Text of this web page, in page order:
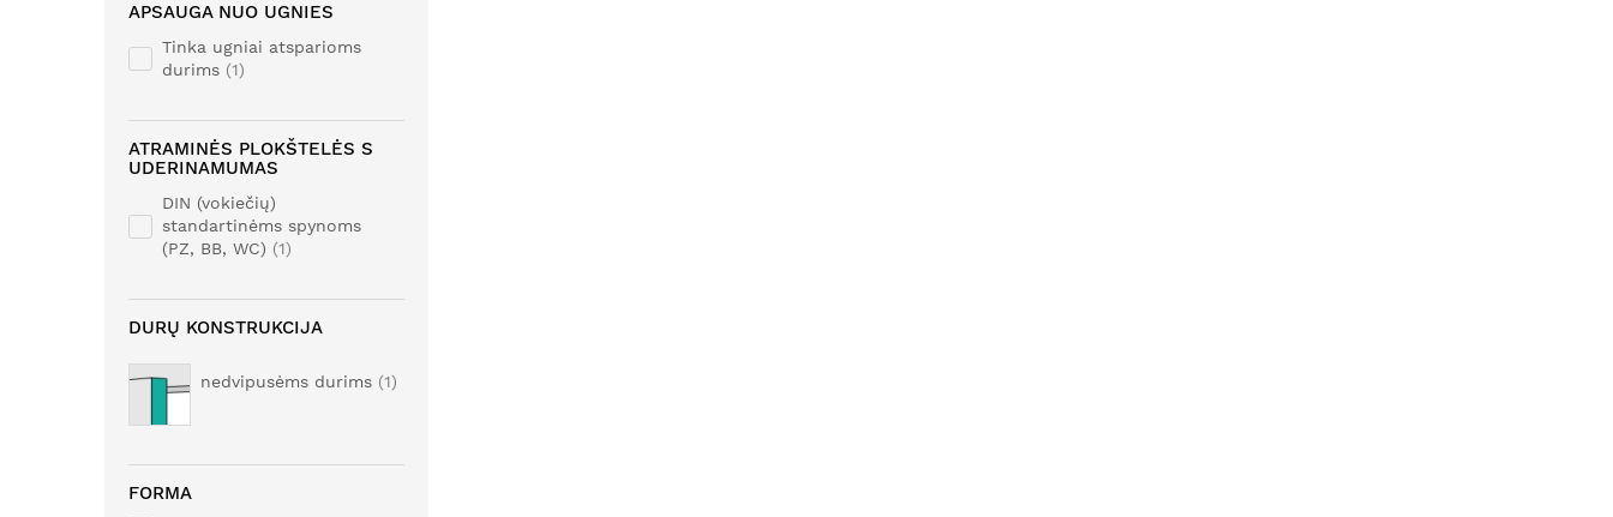
APSAUGA NUO UGNIES
Tinka ugniai atsparioms
durims
1
ATRAMINĖS PLOKŠTELĖS S
UDERINAMUMAS
DIN (vokiečių)
standartinėms spynoms
(PZ, BB, WC)
1
DURŲ KONSTRUKCIJA
nedvipusėms durims 1
FORMA